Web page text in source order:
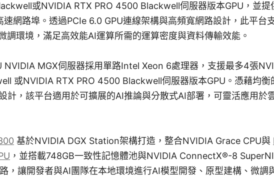
或NVIDIA RTX PRO 4500 Blackwell伺服器版本GPU，並提
速網路埠。透過PCIe 6.0 GPU連線架構與高頻寬網路設計，此平台
調環境，滿足高效能AI運算所需的運算密度與資料傳輸效能。
NVIDIA MGX伺服器採用單路Intel Xeon 6處理器，支援最多4張
或NVIDIA RTX PRO 4500 Blackwell伺服器版本GPU。憑藉均衡
計，該平台適用於可擴展的AI推論與分散式AI部署，可靈活應用於
基於NVIDIA DGX Station架構打造，整合NVIDIA Grace CPU與
，並搭載748GB一致性記憶體池與NVIDIA ConnectX®-8
，讓開發者與AI團隊在本地環境進行AI模型開發、原型建構、微調